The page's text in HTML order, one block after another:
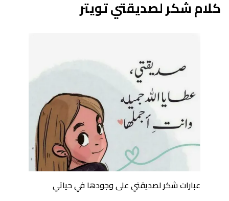
كلام شكر لصديقتي تويتر
عبارات شكر لصديقتي على وجودها في حياتي